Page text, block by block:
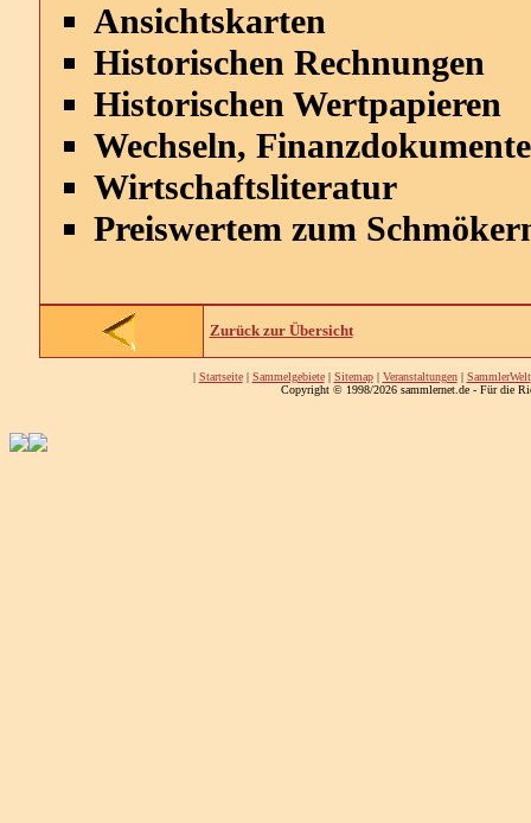
Ansichtskarten
Historischen Rechnungen
Historischen Wertpapieren
Wechseln,
Wirtschaftsliteratur
Preiswertem zum
Zurück zur Übersicht
| Startseite| Sammelgebiete| Sitemap| Veranstaltungen| SammlerWelt
Copyright © 1998/2026 sammlernet.de - Für die